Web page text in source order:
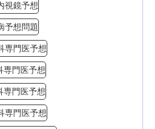
視鏡予想
予想問題
門医予想
専門医予想
専門医予想
門医予想